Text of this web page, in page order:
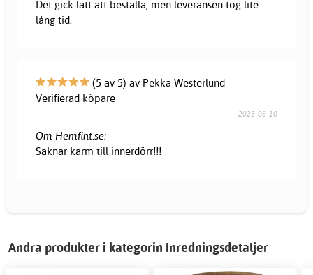
Det gick lätt att beställa, men leveransen tog lite
lång tid.
(5 av 5) av Pekka Westerlund -
Verifierad köpare
2025-08-10
Om Hemfint.se:
Saknar karm till innerdörr!!!
Andra produkter i kategorin Inredningsdetaljer